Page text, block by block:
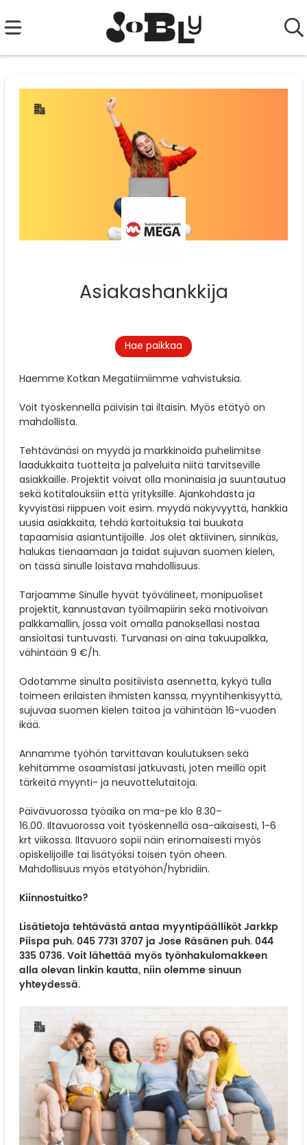
Asiakashankkija
Haemme Kotkan Megatiimiimme vahvistuksia.
Voit työskennellä päivisin tai iltaisin. Myös etätyö on
mahdollista.
Tehtävänäsi on myydä ja markkinoida puhelimitse
laadukkaita tuotteita ja palveluita niitä tarvitseville
asiakkaille. Projektit voivat olla moninaisia ja suuntautua
sekä kotitalouksiin että yrityksille. Ajankohdasta ja
kyvyistäsi riippuen voit esim. myydä näkyvyyttä, hankkia
uusia asiakkaita, tehdä kartoituksia tai buukata
tapaamisia asiantuntijoille. Jos olet aktiivinen, sinnikäs,
halukas tienaamaan ja taidat sujuvan suomen kielen,
on tässä sinulle loistava mahdollisuus.
Tarjoamme Sinulle hyvät työvälineet, monipuoliset
projektit, kannustavan työilmapiirin sekä motivoivan
palkkamallin, jossa voit omalla panoksellasi nostaa
ansioitasi tuntuvasti. Turvanasi on aina takuupalkka,
vähintään 9 €/h.
Odotamme sinulta positiivista asennetta, kykyä tulla
toimeen erilaisten ihmisten kanssa, myyntihenkisyyttä,
sujuvaa suomen kielen taitoa ja vähintään 16-vuoden
ikää.
Annamme työhön tarvittavan koulutuksen sekä
kehitämme osaamistasi jatkuvasti, joten meillä opit
tärkeitä myynti- ja neuvottelutaitoja.
Päivävuorossa työaika on ma-pe klo 8.30–
16.00. Iltavuorossa voit työskennellä osa-aikaisesti, 1-6
krt viikossa. Iltavuoro sopii näin erinomaisesti myös
opiskelijoille tai lisätyöksi toisen työn oheen.
Mahdollisuus myös etätyöhön/hybridiin.
Kiinnostuitko?
Lisätietoja tehtävästä antaa myyntipäälliköt Jarkkp
Piispa puh. 045 7731 3707 ja Jose Räsänen puh. 044
335 0736. Voit lähettää myös työnhakulomakkeen
alla olevan linkin kautta, niin olemme sinuun
yhteydessä.
Hae paikkaa